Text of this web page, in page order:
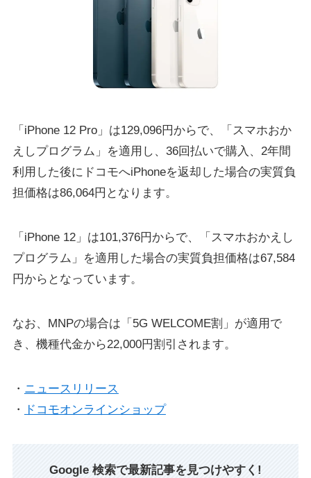
「iPhone 12 Pro」は129,096円からで、「スマホおか
えしプログラム」を適用し、36回払いで購入、2年間
利用した後にドコモへiPhoneを返却した場合の実質負
担価格は86,064円となります。
「iPhone 12」は101,376円からで、「スマホおかえし
プログラム」を適用した場合の実質負担価格は67,584
円からとなっています。
なお、MNPの場合は「5G WELCOME割」が適用で
き、機種代金から22,000円割引されます。
・ ニュースリリース
・
ドコモオンラインショップ
Google 検索で最新記事を見つけやすく!